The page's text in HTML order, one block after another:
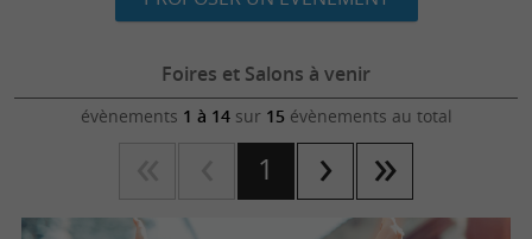
Foires et Salons à venir
évènements 1 à 14sur 15 évènements au total
1